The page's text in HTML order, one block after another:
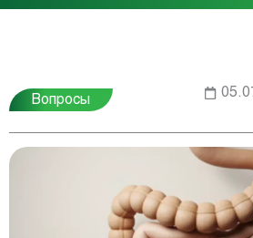
Вопросы